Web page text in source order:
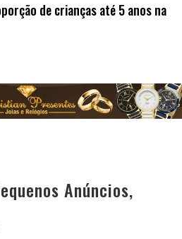
de crianças até 5 anos na
Anúncios,